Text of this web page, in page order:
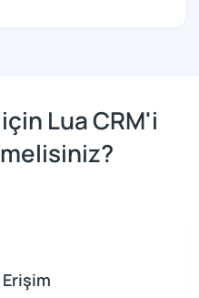
Lua CRM'i